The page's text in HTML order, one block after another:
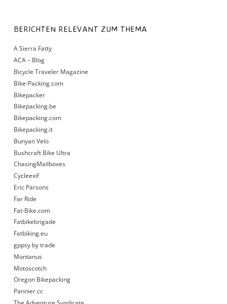
BERICHTEN RELEVANT ZUM THEMA
A Sierra Fatty
ACA – Blog
Bicycle Traveler Magazine
Bike-Packing.com
Bikepacker
Bikepacking.be
Bikepacking.com
Bikepacking.it
Bunyan Velo
Bushcraft Bike Ultra
ChasingMailboxes
Cycleexif
Eric Parsons
Far Ride
Fat-Bike.com
Fatbikebrigade
Fatbiking.eu
gppsy by trade
Montanus
Motoscotch
Oregon Bikepacking
Pannier.cc